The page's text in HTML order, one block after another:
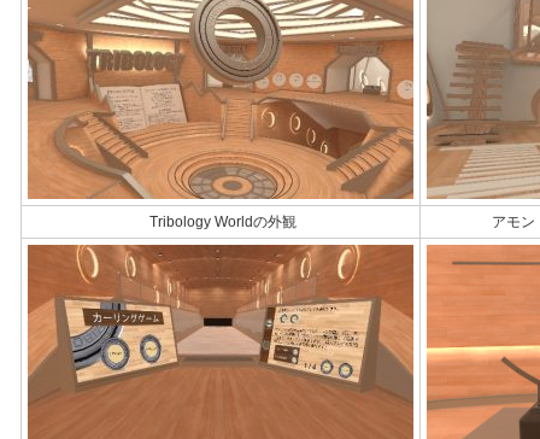
Tribology Worldの外観 アモン